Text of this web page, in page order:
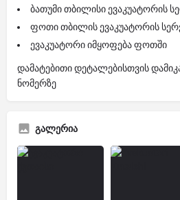
ბათუმი თბილისი ევაკუატორის
ფოთი თბილის ევაკუატორის
ევაკუატორი იმყოფება ფოთში
დამატებითი დეტალებისთვის
ნომერზე
გალერია